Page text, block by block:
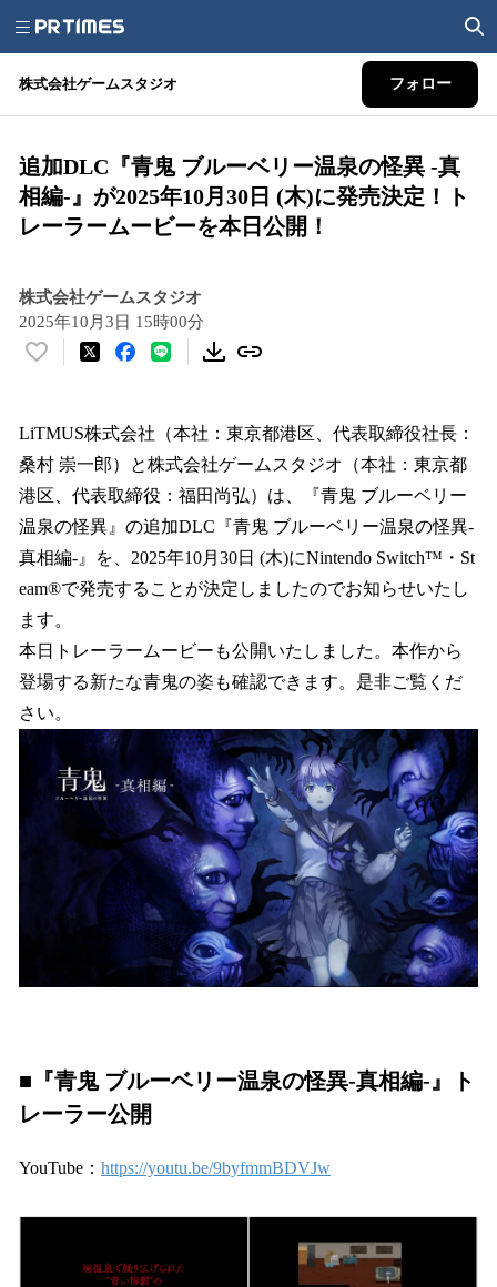
株式会社ゲームスタジオ フォロー
追加DLC『青鬼 ブルーベリー温泉の怪異 -真
相編-』が2025年10月30日 (木)に発売決定！ト
レーラームービーを本日公開！
株式会社ゲームスタジオ
2025年10月3日 15時00分
い
！
数
を
読
み
込
み
中
で
す
LiTMUS株式会社（本社：東京都港区、代表取締役社長：
桑村 崇一郎）と株式会社ゲームスタジオ（本社：東京都
港区、代表取締役：福田尚弘）は、『青鬼 ブルーベリー
温泉の怪異』の追加DLC『青鬼 ブルーベリー温泉の怪異-
真相編-』を、2025年10月30日 (木)にNintendo Switch™・St
eam®で発売することが決定しましたのでお知らせいたし
ます。
本日トレーラームービーも公開いたしました。本作から
登場する新たな青鬼の姿も確認できます。是非ご覧くだ
さい。
■『青鬼 ブルーベリー温泉の怪異-真相編-』ト
レーラー公開
YouTube： https://youtu.be/9byfmmBDVJw